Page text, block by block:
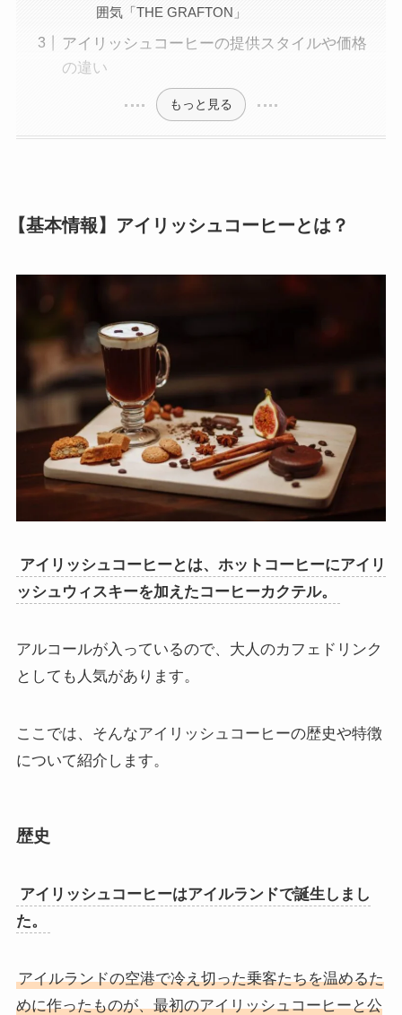
囲気「THE GRAFTON」
アイリッシュコーヒーの提供スタイルや価格
の違い
もっと見る
【基本情報】アイリッシュコーヒーとは？
アイリッシュコーヒーとは、ホットコーヒーにアイリ
ッシュウィスキーを加えたコーヒーカクテル。
アルコールが入っているので、大人のカフェドリンク
としても人気があります。
ここでは、そんなアイリッシュコーヒーの歴史や特徴
について紹介します。
歴史
アイリッシュコーヒーはアイルランドで誕生しまし
た。
アイルランドの空港で冷え切った乗客たちを温めるた
めに作ったものが、最初のアイリッシュコーヒーと公